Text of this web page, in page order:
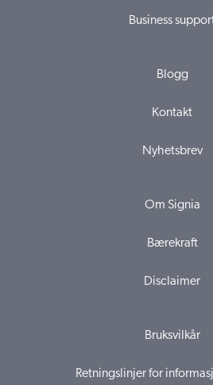
Business
Blogg
Kontakt
Nyhetsbrev
Om Signia
Bærekraft
Disclaimer
Bruksvilkår
Retningslinjer for